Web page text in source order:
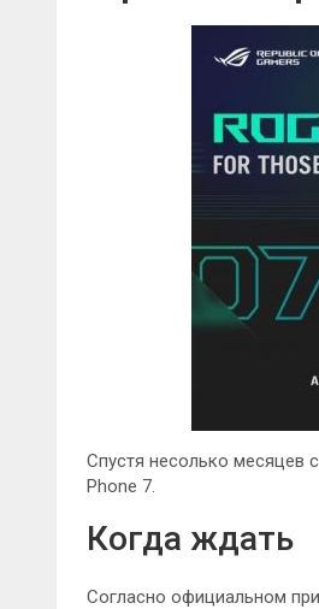
Спустя несолько месяцев
Phone 7.
Когда ждать
Согласно официальном